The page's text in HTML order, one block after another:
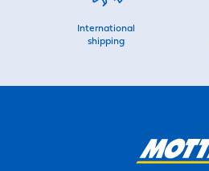
International
shipping